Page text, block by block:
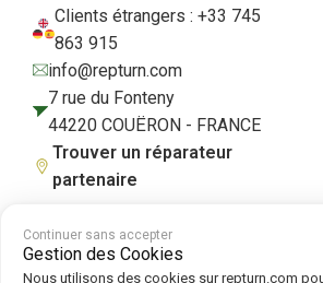
Clients étrangers : +33 745
863 915
info@repturn.com
7 rue du Fonteny
44220 COUËRON - FRANCE
Trouver un réparateur
partenaire
CGV| Mentions légales Politique de
Continuer sans accepter
Gestion des Cookies
Nous utilisons des cookies sur repturn.com